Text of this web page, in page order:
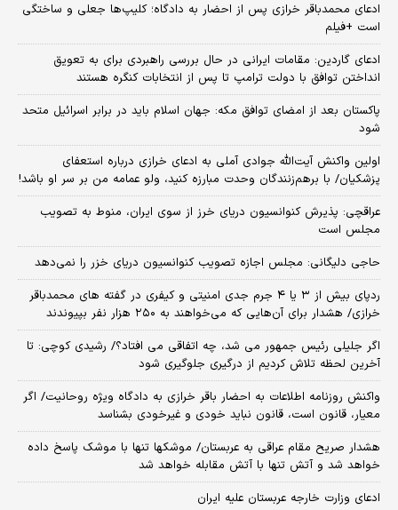
ادعای محمدباقر خرازی پس از احضار به دادگاه؛ کلیپ‌ها جعلی و ساختگی
است +فیلم
ادعای گاردین: مقامات ایرانی در حال بررسی راهبردی برای به تعویق
انداختن توافق با دولت ترامپ تا پس از انتخابات کنگره هستند
پاکستان بعد از امضای توافق مکه: جهان اسلام باید در برابر اسرائیل متحد
شود
اولین واکنش آیت‌الله جوادی آملی به ادعای خرازی درباره استعفای
پزشکیان/ با برهم‌زنندگان وحدت مبارزه کنید، ولو عمامه من بر سر او باشد!
عراقچی: پذیرش کنوانسیون دریای خرز از سوی ایران، منوط به تصویب
مجلس است
حاجی دلیگانی: مجلس اجازه تصویب کنوانسیون دریای خزر را نمی‌دهد
ردپای بیش از ۳ یا ۴ جرم جدی امنیتی و کیفری در گفته های محمدباقر
خرازی/ هشدار برای آن‌هایی که می‌خواهند به ۲۵۰ هزار نفر بپیوندند
اگر جلیلی رئیس جمهور می شد، چه اتفاقی می افتاد؟/ رشیدی کوچی: تا
آخرین لحظه تلاش کردیم از درگیری جلوگیری شود
واکنش روزنامه اطلاعات به احضار باقر خرازی به دادگاه ویژه روحانیت/ اگر
معیار، قانون است، قانون نباید خودی و غیرخودی بشناسد
هشدار صریح مقام عراقی به عربستان/ موشکها تنها با موشک پاسخ داده
خواهد شد و آتش تنها با آتش مقابله خواهد شد
ادعای وزارت خارجه عربستان علیه ایران